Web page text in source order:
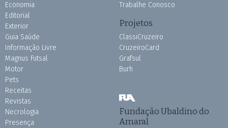
Economia
Editorial
Exterior
Guia Saúde
Informação Livre
Magnus Futsal
Motor
Pets
Receitas
Revistas
Necrologia
Presença
Trabalhe Conosco
Projetos
ClassiCruzeiro
CruzeiroCard
Grafsul
Burh
Fundação Ubaldino do
Amaral